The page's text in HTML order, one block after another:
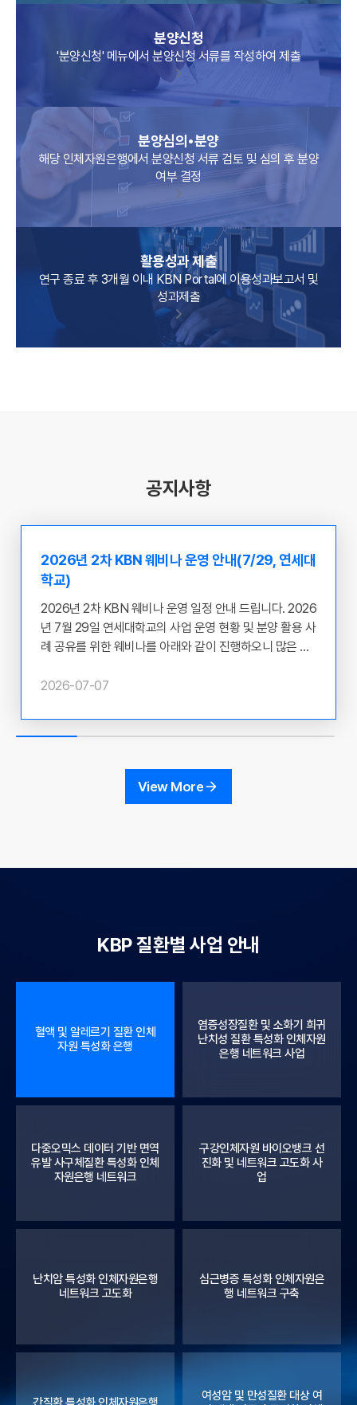
분양신청
'분양신청' 메뉴에서 분양신청 서류를 작성하여 제출
분양심의•분양
해당 인체자원은행에서 분양신청 서류 검토 및 심의 후 분양
여부 결정
활용성과 제출
연구 종료 후 3개월 이내 KBN Portal에 이용성과보고서 및
성과제출
공지사항
2026년 2차 KBN 웨비나 운영 안내(7/29, 연세대
학교)
2026년 2차 KBN 웨비나 운영 일정 안내 드립니다. 2026
년 7월 29일 연세대학교의 사업 운영 현황 및 분양 활용 사
례 공유를 위한 웨비나를 아래와 같이 진행하오니 많은 관
교 ○ 일시 : 2026.07.29(수) 12:00~13:00 ○ 목적 : 질병
공유 ○ 참석 대상 : KBN 참여 기관 연구 책임자 및 실무
자, 인체유래물은행 관련자 및 이용자 ○ 참석 방법 : Zoo
s/j/81057006929?pwd=9gMmC1tVii3iAfdYrSpSvjq
2026-07-07
View More
KBP 질환별 사업 안내
혈액 및 알레르기 질환 인체
자원 특성화 은행
염증성장질환 및 소화기 희귀
난치성 질환 특성화 인체자원
은행 네트워크 사업
다중오믹스 데이터 기반 면역
유발 사구체질환 특성화 인체
자원은행 네트워크
구강인체자원 바이오뱅크 선
진화 및 네트워크 고도화 사
업
난치암 특성화 인체자원은행
네트워크 고도화
심근병증 특성화 인체자원은
행 네트워크 구축
여성암 및 만성질환 대상 여